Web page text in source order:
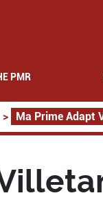
PMR
> Ma Prime Adapt